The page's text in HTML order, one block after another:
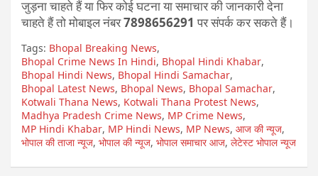
जुड़ना चाहते हैं या फिर कोई घटना या समाचार की जानकारी देना
चाहते हैं तो मोबाइल नंबर7898656291 पर संपर्क कर सकते हैं।
Tags: Bhopal Breaking News,
Bhopal Crime News In Hindi, Bhopal Hindi Khabar,
Bhopal Hindi News, Bhopal Hindi Samachar,
Bhopal Latest News, Bhopal News, Bhopal Samachar,
Kotwali Thana News, Kotwali Thana Protest News,
Madhya Pradesh Crime News, MP Crime News,
MP Hindi Khabar, MP Hindi News, MP News, आज की न्यूज,
भोपाल की ताजा न्यूज, भोपाल की न्यूज, भोपाल समाचार आज, लेटेस्ट भोपाल न्यूज